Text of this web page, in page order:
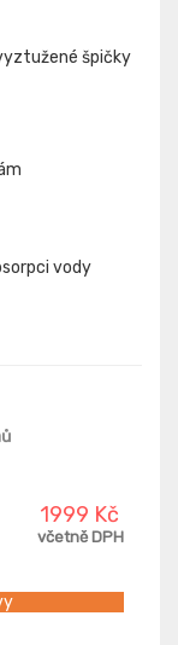
špičky
vody
1999 Kč
včetně DPH